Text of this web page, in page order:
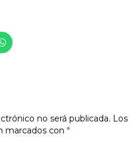
no será publicada. Los
marcados con *